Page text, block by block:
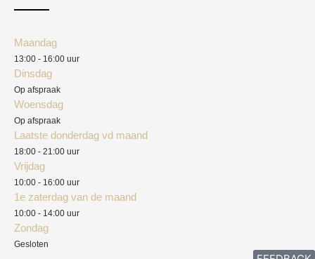
Maandag
13:00 - 16:00 uur
Dinsdag
Op afspraak
Woensdag
Op afspraak
Laatste donderdag vd maand
18:00 - 21:00 uur
Vrijdag
10:00 - 16:00 uur
1e zaterdag van de maand
10:00 - 14:00 uur
Zondag
Gesloten